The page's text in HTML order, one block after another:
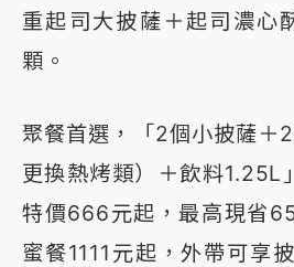
重起司大披薩＋起司濃心
顆。
聚餐首選，「2個小披薩＋
更換熱烤類）＋飲料1.25L
特價666元起，最高現省
蜜餐1111元起，外帶可享